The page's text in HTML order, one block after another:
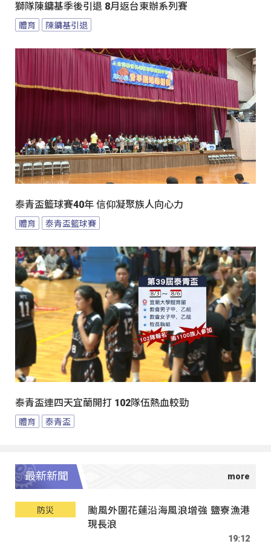
獅隊陳鏞基季後引退 8月返台東辦系列賽
體育 陳鏞基引退
泰青盃籃球賽40年 信仰凝聚族人向心力
體育 泰青盃籃球賽
泰青盃連四天宜蘭開打 102隊伍熱血較勁
體育 泰青盃
最新新聞
防災
颱風外圍花蓮沿海風浪增強 鹽寮漁港
現長浪
19:12